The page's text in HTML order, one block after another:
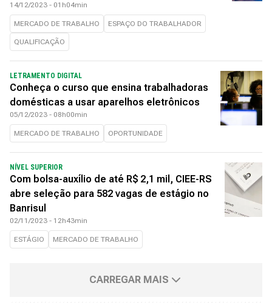
14/12/2023 - 01h04min
MERCADO DE TRABALHO ESPAÇO DO TRABALHADOR
QUALIFICAÇÃO
LETRAMENTO DIGITAL
Conheça o curso que ensina trabalhadoras
domésticas a usar aparelhos eletrônicos
05/12/2023 - 08h00min
MERCADO DE TRABALHO OPORTUNIDADE
NÍVEL SUPERIOR
Com bolsa-auxílio de até R$ 2,1 mil, CIEE-RS
abre seleção para 582 vagas de estágio no
Banrisul
02/11/2023 - 12h43min
ESTÁGIO MERCADO DE TRABALHO
CARREGAR MAIS